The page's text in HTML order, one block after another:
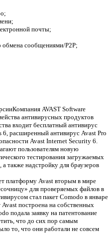
Security
Antivirus
почты;
обмена сообщениями/Р2Р;
AVAST Software
антивирусных продуктов
входит бесплатный антивирус
6, расширенный антивирус Avast Pro
Avast Internet Security 6.
пользователям новую
тестирования загружаемых
также надстройку для браузеров
платформу Avast вторым в мире
для проверяемых файлов в
стал пакет Comodo в январе
построена на собственных
подала заявку на патентование
что до сих пор самым
то, что они работали не совсем